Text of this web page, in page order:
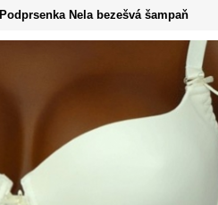
Podprsenka Nela bezešvá šampaň